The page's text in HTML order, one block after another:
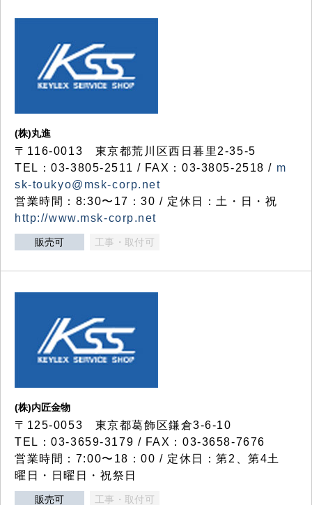
(株)丸進
〒116-0013 東京都荒川区西日暮里2-35-5
TEL：03-3805-2511 / FAX：03-3805-2518 / m
sk-toukyo@msk-corp.net
営業時間：8:30〜17：30 / 定休日：土・日・祝
http://www.msk-corp.net
販売可 工事・取付可
(株)内匠金物
〒125-0053 東京都葛飾区鎌倉3-6-10
TEL：03-3659-3179 / FAX：03-3658-7676
営業時間：7:00〜18：00 / 定休日：第2、第4土
曜日・日曜日・祝祭日
販売可 工事・取付可